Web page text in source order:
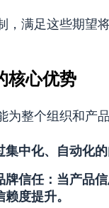
满足这些期望
核心优势
为整个组织和产
集中化、自动化
牌信任：当产品
度提升。